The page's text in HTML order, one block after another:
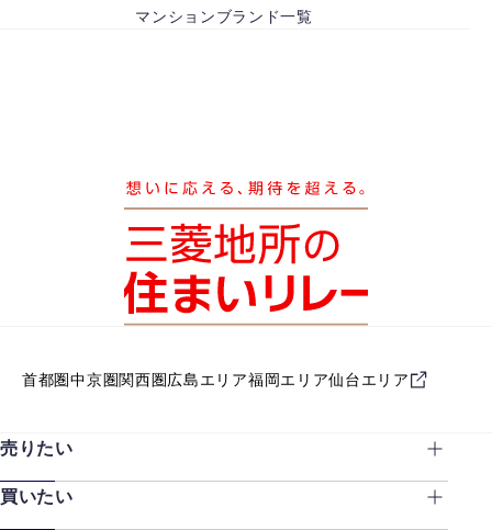
マンションブランド一覧
首都圏中京圏関西圏広島エリア福岡エリア仙台エリア
売りたい
買いたい